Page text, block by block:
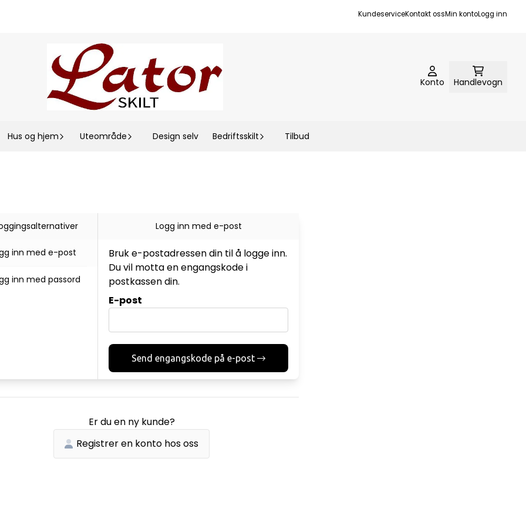
KundeserviceKontakt ossMin kontoLogg inn
Konto Handlevogn
Hus og hjem Uteområde Design selv Bedriftsskilt Tilbud
inn med e-post
inn med passord
Logg inn med e-post
Bruk e-postadressen din til å logge inn.
Du vil motta en engangskode i
postkassen din.
E-post
Send engangskode på e-post
Er du en ny kunde?
Registrer en konto hos oss